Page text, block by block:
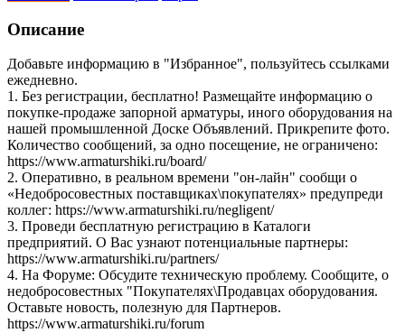
Описание
Добавьте информацию в "Избранное", пользуйтесь ссылками
ежедневно.
1. Без регистрации, бесплатно! Размещайте информацию о
покупке-продаже запорной арматуры, иного оборудования на
нашей промышленной Доске Объявлений. Прикрепите фото.
Количество сообщений, за одно посещение, не ограничено:
https://www.armaturshiki.ru/board/
2. Оперативно, в реальном времени "он-лайн" сообщи о
«Недобросовестных поставщиках\покупателях» предупреди
коллег: https://www.armaturshiki.ru/negligent/
3. Проведи бесплатную регистрацию в Каталоги
предприятий. О Вас узнают потенциальные партнеры:
https://www.armaturshiki.ru/partners/
4. На Форуме: Обсудите техническую проблему. Сообщите, о
недобросовестных "Покупателях\Продавцах оборудования.
Оставьте новость, полезную для Партнеров.
https://www.armaturshiki.ru/forum